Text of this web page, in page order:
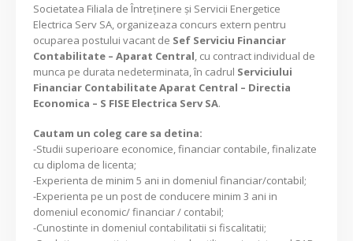
Societatea Filiala de Întreţinere şi Servicii Energetice
Electrica Serv SA, organizeaza concurs extern pentru
ocuparea postului vacant de Sef Serviciu Financiar
Contabilitate – Aparat Central , cu contract individual de
munca pe durata nedeterminata, în cadrul Serviciului
Financiar Contabilitate Aparat Central – Directia
Economica – S FISE Electrica Serv SA.
Cautam un coleg care sa detina:
-Studii superioare economice, financiar contabile, finalizate
cu diploma de licenta;
-Experienta de minim 5 ani in domeniul financiar/contabil;
-Experienta pe un post de conducere minim 3 ani in
domeniul economic/ financiar / contabil;
-Cunostinte in domeniul contabilitatii si fiscalitatii;